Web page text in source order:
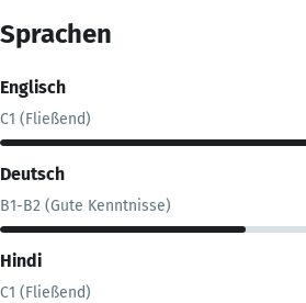
Sprachen
Englisch
C1 (Fließend)
Deutsch
B1-B2 (Gute Kenntnisse)
Hindi
C1 (Fließend)